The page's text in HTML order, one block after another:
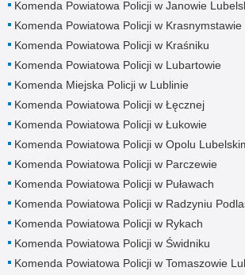
Komenda Powiatowa Policji w Janowie
Komenda Powiatowa Policji w Krasnymstawie
Komenda Powiatowa Policji w Kraśniku
Komenda Powiatowa Policji w Lubartowie
Komenda Miejska Policji w Lublinie
Komenda Powiatowa Policji w Łęcznej
Komenda Powiatowa Policji w Łukowie
Komenda Powiatowa Policji w Opolu
Komenda Powiatowa Policji w Parczewie
Komenda Powiatowa Policji w Puławach
Komenda Powiatowa Policji w Radzyniu
Komenda Powiatowa Policji w Rykach
Komenda Powiatowa Policji w Świdniku
Komenda Powiatowa Policji w Tomaszowie